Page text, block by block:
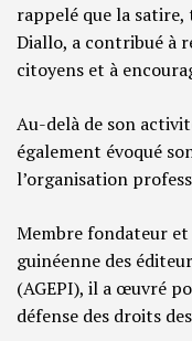
rappelé que la
Diallo, a contribué à
citoyens et à
Au-delà de son
également évoqué
l’organisation
Membre fondateur
guinéenne des
(AGEPI), il a œuvré
défense des droits